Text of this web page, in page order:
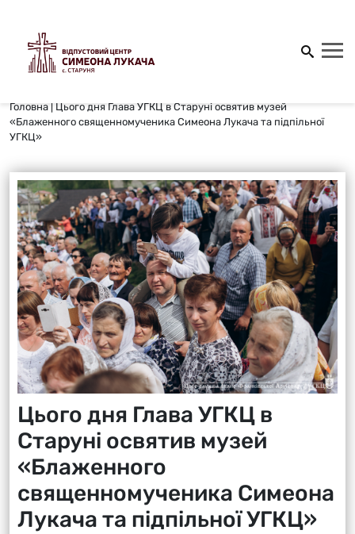
Головна | Цього дня Глава УГКЦ в Старуні освятив музей
«Блаженного священномученика Симеона Лукача та підпільної
УГКЦ»
Цього дня Глава УГКЦ в
Старуні освятив музей
«Блаженного
священномученика Симеона
Лукача та підпільної УГКЦ»